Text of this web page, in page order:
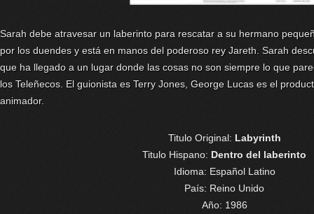
Sarah debe atravesar un laberinto para rescatar a su hermano
por los duendes y está en manos del poderoso rey Jareth. Sarah
que ha llegado a un lugar donde las cosas no son siempre lo que
los Teleñecos. El guionista es Terry Jones, George Lucas es el
animador.
Titulo Original: Labyrinth
Titulo Hispano: Dentro del laberinto
Idioma: Español Latino
País: Reino Unido
Año: 1986